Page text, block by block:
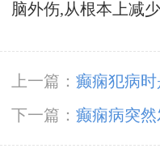
脑外伤,从根本上减
上一篇： 癫痫犯病
下一篇： 癫痫病突